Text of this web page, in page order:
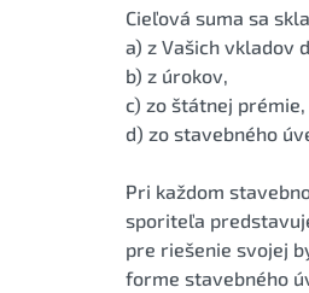
Cieľová suma sa
a) z Vašich vkladov
b) z úrokov,
c) zo štátnej prémie,
d) zo stavebného
Pri každom
sporiteľa
pre riešenie svojej
forme stavebného